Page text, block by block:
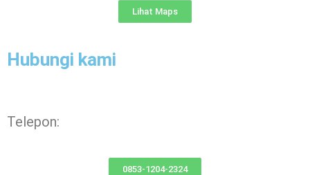
Lihat Maps
Hubungi kami
Telepon:
0853-1204-2324